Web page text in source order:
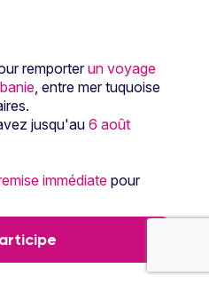
Vol inclus
remporterun voyage
, entre mer tuquoise
jusqu'au 6 août
immédiate pour